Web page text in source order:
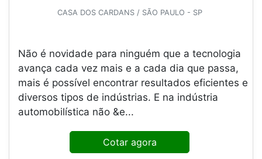
CASA DOS CARDANS / SÃO PAULO - SP
Não é novidade para ninguém que a tecnologia
avança cada vez mais e a cada dia que passa,
mais é possível encontrar resultados eficientes e
diversos tipos de indústrias. E na indústria
automobilística não &e...
Cotar agora